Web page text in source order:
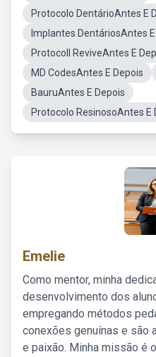
Protocolo DentárioAntes E
Implantes DentáriosAntes
Protocoll ReviveAntes E
MD CodesAntes E Depois
BauruAntes E Depois
Protocolo ResinosoAntes E
Emelie
Como mentor, minha
desenvolvimento dos
empregando métodos
conexões genuínas e são
e paixão. Minha missão é